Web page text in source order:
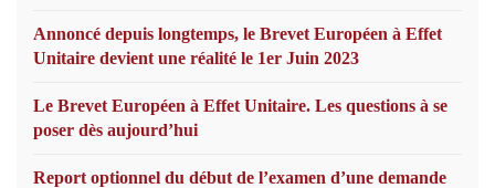
Annoncé depuis longtemps, le Brevet Européen à Effet
Unitaire devient une réalité le 1er Juin 2023
Le Brevet Européen à Effet Unitaire. Les questions à se
poser dès aujourd’hui
Report optionnel du début de l’examen d’une demande